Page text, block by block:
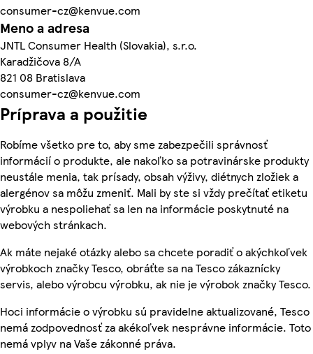
consumer-cz@kenvue.com
Meno a adresa
JNTL Consumer Health (Slovakia), s.r.o.
Karadžičova 8/A
821 08 Bratislava
consumer-cz@kenvue.com
Príprava a použitie
Robíme všetko pre to, aby sme zabezpečili správnosť
informácií o produkte, ale nakoľko sa potravinárske produkty
neustále menia, tak prísady, obsah výživy, diétnych zložiek a
alergénov sa môžu zmeniť. Mali by ste si vždy prečítať etiketu
výrobku a nespoliehať sa len na informácie poskytnuté na
webových stránkach.
Ak máte nejaké otázky alebo sa chcete poradiť o akýchkoľvek
výrobkoch značky Tesco, obráťte sa na Tesco zákaznícky
servis, alebo výrobcu výrobku, ak nie je výrobok značky Tesco.
Hoci informácie o výrobku sú pravidelne aktualizované, Tesco
nemá zodpovednosť za akékoľvek nesprávne informácie. Toto
nemá vplyv na Vaše zákonné práva.